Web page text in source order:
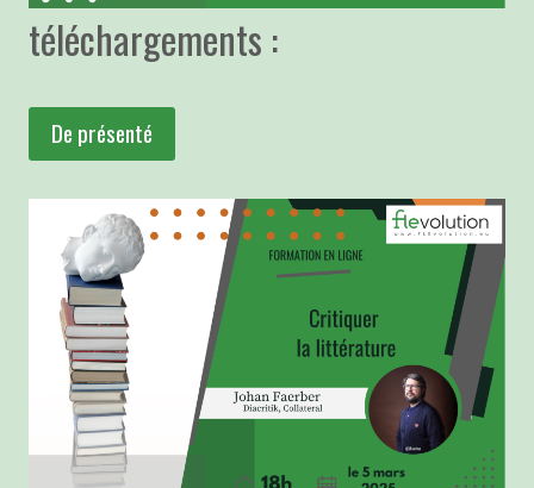
téléchargements :
De présenté